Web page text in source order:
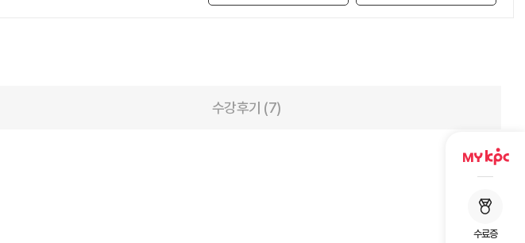
수료증
수강후기 (7)